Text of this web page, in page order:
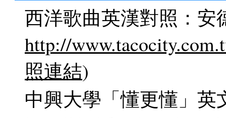
西洋歌曲英漢對照：安
http://
照連結)
中興大學「懂更懂」英